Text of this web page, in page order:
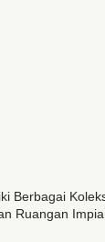
Berbagai
Ruangan